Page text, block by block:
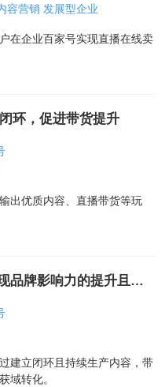
容营销 发展型企业
在企业百家号实现直播在线卖
环，促进带货提升
出优质内容、直播带货等玩
通过企业百家号持续运营，实现品牌影响力的提升且收获私域转化
建立闭环且持续生产内容，带
域转化。